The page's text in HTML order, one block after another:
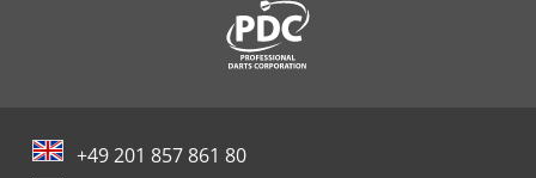
documentos (inclusive de exportação) * Solicitação de
placas de exportação / placas alfandegárias * Preparação
de veículos: novas lonas, adesivação, pintura, etc. *
comerciais Consulte nossa equipe especializada, teremos
+49 201 857 861 80